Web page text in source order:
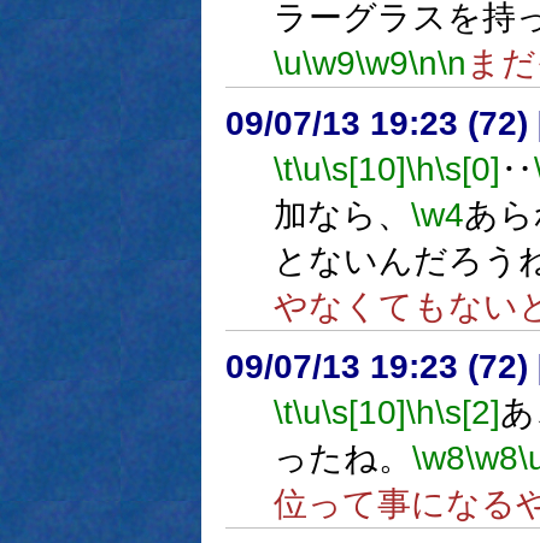
ラーグラスを持
\u\w9\w9\n\n ま
09/07/13 19:23 (72)
\t\u\s[10]\h\s[0] ‥
加なら、 \w4あ
とないんだろう
やなくてもない
09/07/13 19:23 (72)
\t\u\s[10]\h\s[2]
ったね。 \w8\w8
位って事になる